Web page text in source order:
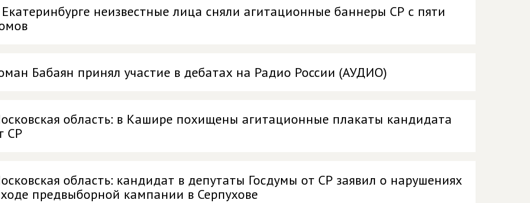
неизвестные лица сняли агитационные баннеры СР с пяти
Бабаян принял участие в дебатах на Радио России (АУДИО)
область: в Кашире похищены агитационные плакаты кандидата
СР
область: кандидат в депутаты Госдумы от СР заявил о нарушениях
предвыборной кампании в Серпухове